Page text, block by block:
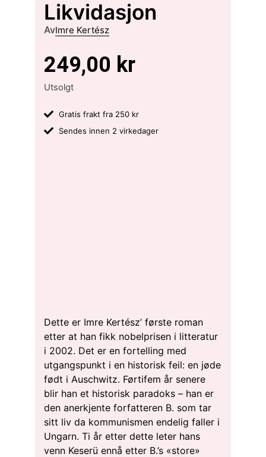
Likvidasjon
AvImre Kertész
249,00 kr
Utsolgt
Gratis frakt fra 250 kr
Sendes innen 2 virkedager
Dette er Imre Kertész’ første roman
etter at han fikk nobelprisen i litteratur
i 2002. Det er en fortelling med
utgangspunkt i en historisk feil: en jøde
født i Auschwitz. Førtifem år senere
blir han et historisk paradoks – han er
den anerkjente forfatteren B. som tar
sitt liv da kommunismen endelig faller i
Ungarn. Ti år etter dette leter hans
venn Keserü ennå etter B.’s «store»